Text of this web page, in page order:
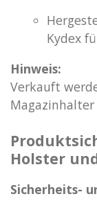
Kydex
Hinweis:
Verkauft
Magazinhalter
Holster
Sicherheits-